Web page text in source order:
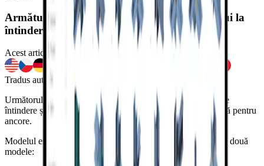
Armătură de ancoraj pentru ruperea betonului la
întindere
Acest articol este disponibil și în
Tradus automat din engleză
Următorul exemplu prezintă o placă de bază cu forțe mari de
întindere și momente. Ruperea betonului la întindere cedează pentru
ancore.
Modelul este exportat în aplicația Detail. Fișierul zip conține două
modele: